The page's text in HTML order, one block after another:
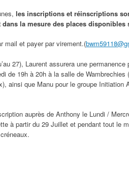
les inscriptions et réinscriptions
la mesure des places disponibles
mail et payer par virement.(
27), Laurent assurera une permanence
de 19h à 20h à la salle de Wambrechies
ainsi que Manu pour le groupe Initiation
auprès de Anthony le Lundi /
à partir du 29 Juillet et pendant tout le